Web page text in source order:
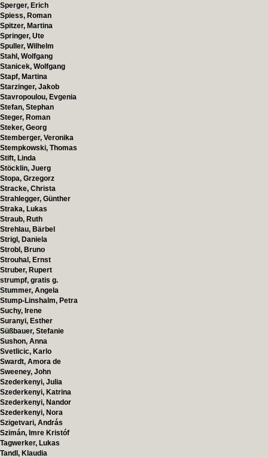
Sperger, Erich
Spiess, Roman
Spitzer, Martina
Springer, Ute
Spuller, Wilhelm
Stahl, Wolfgang
Stanicek, Wolfgang
Stapf, Martina
Starzinger, Jakob
Stavropoulou, Evgenia
Stefan, Stephan
Steger, Roman
Steker, Georg
Stemberger, Veronika
Stempkowski, Thomas
Stift, Linda
Stöcklin, Juerg
Stopa, Grzegorz
Stracke, Christa
Strahlegger, Günther
Straka, Lukas
Straub, Ruth
Strehlau, Bärbel
Strigl, Daniela
Strobl, Bruno
Strouhal, Ernst
Struber, Rupert
strumpf, gratis g.
Stummer, Angela
Stump-Linshalm, Petra
Suchy, Irene
Suranyi, Esther
Süßbauer, Stefanie
Sushon, Anna
Svetlicic, Karlo
Swardt, Amora de
Sweeney, John
Szederkenyi, Julia
Szederkenyi, Katrina
Szederkenyi, Nandor
Szederkenyi, Nora
Szigetvari, András
Szimán, Imre Kristóf
Tagwerker, Lukas
Tandl, Klaudia